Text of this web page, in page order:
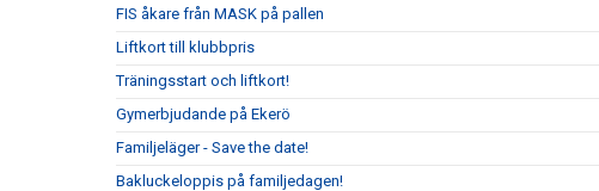
FIS åkare från MASK på pallen
Liftkort till klubbpris
Träningsstart och liftkort!
Gymerbjudande på Ekerö
Familjeläger - Save the date!
Bakluckeloppis på familjedagen!